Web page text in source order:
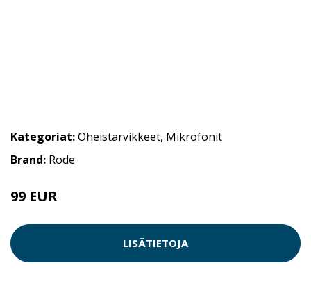
Kategoriat:Oheistarvikkeet, Mikrofonit
Brand: Rode
99 EUR
LISÄTIETOJA